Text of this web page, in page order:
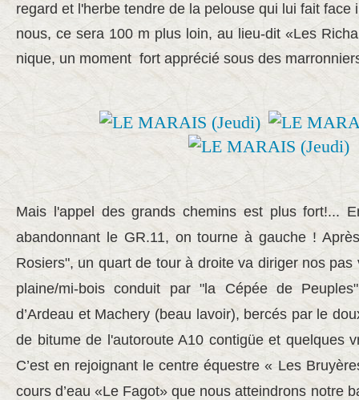
regard et l'herbe tendre de la pelouse qui lui fait face
nous, ce sera 100 m plus loin, au lieu-dit «Les
nique, un moment fort apprécié sous des
Mais l'appel des grands chemins est plus fort!...
abandonnant le GR.11, on tourne à gauche !
Rosiers", un quart de tour à droite va diriger nos
plaine/mi-bois conduit par "la Cépée de
d’Ardeau et Machery (beau lavoir), bercés par le
de bitume de l'autoroute A10 contigüe et quelques
C’est en rejoignant le centre équestre « Les
cours d’eau «Le Fagot» que nous atteindrons notre